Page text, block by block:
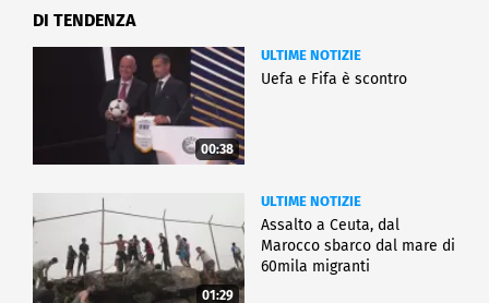
DI TENDENZA
00:38
ULTIME NOTIZIE
Uefa e Fifa è scontro
01:29
ULTIME NOTIZIE
Assalto a Ceuta, dal
Marocco sbarco dal mare di
60mila migranti